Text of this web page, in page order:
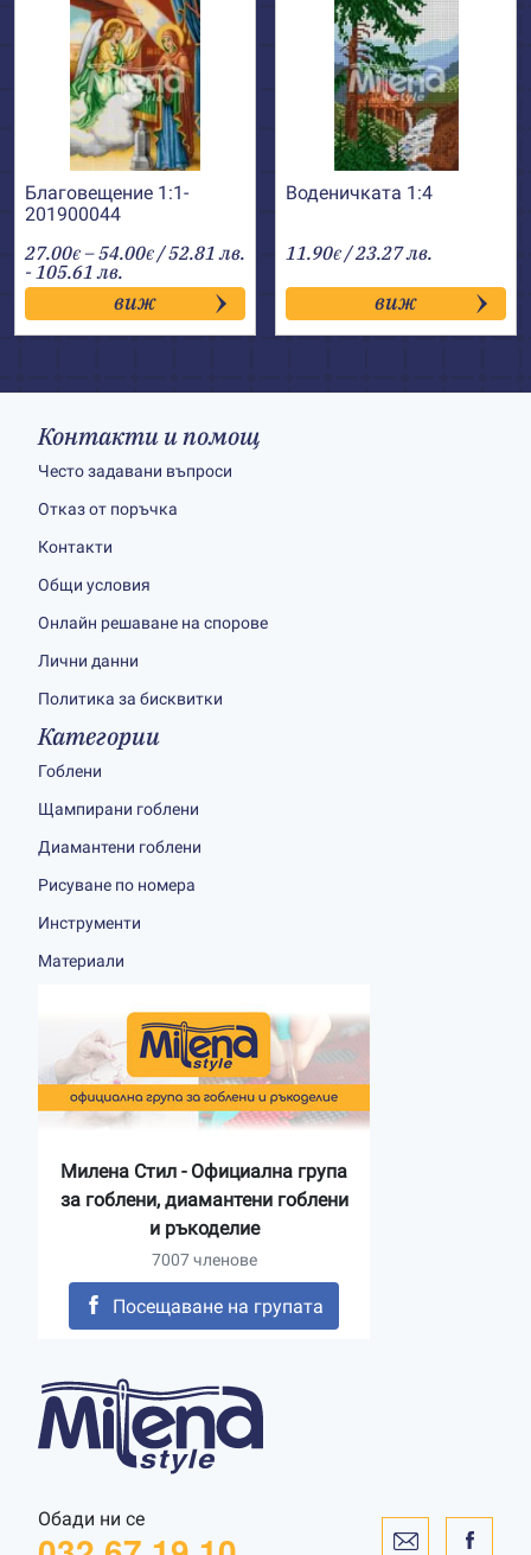
Благовещение 1:1-
201900044
27.00€ –54.00€Price
range:
27.00€
through
54.00€
/ 52.81 лв.
- 105.61 лв.
виж
Воденичката 1:4
11.90€ / 23.27 лв.
виж
Обади ни се
Контакти и помощ
Често задавани въпроси
Отказ от поръчка
Контакти
Общи условия
Онлайн решаване на спорове
Лични данни
Политика за бисквитки
Категории
Гоблени
Щампирани гоблени
Диамантени гоблени
Рисуване по номера
Инструменти
Материали
Милена Стил - Официална група
за гоблени, диамантени гоблени
и ръкоделие
7007 членове
Посещаване на групата